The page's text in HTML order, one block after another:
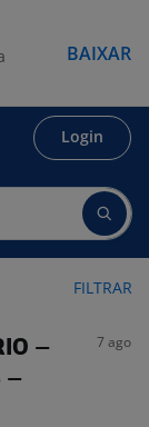
Login
FILTRAR
–
–
7 ago
BAIXAR